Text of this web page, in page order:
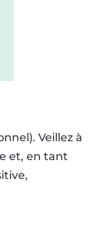
Veillez à
et, en tant